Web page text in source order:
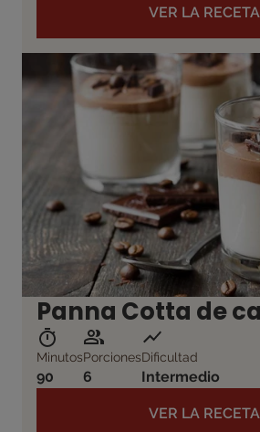
VER LA RECETA
Panna Cotta de
Minutos
90
Porciones
6
Dificultad
Intermedio
VER LA RECETA